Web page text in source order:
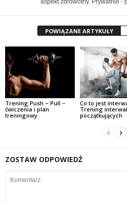
POWIĄZANE ARTYKUŁY
Trening Push – Pull –
ćwiczenia i plan
treningowy
Co to jest
Trening
początkujących
ZOSTAW ODPOWIEDŹ